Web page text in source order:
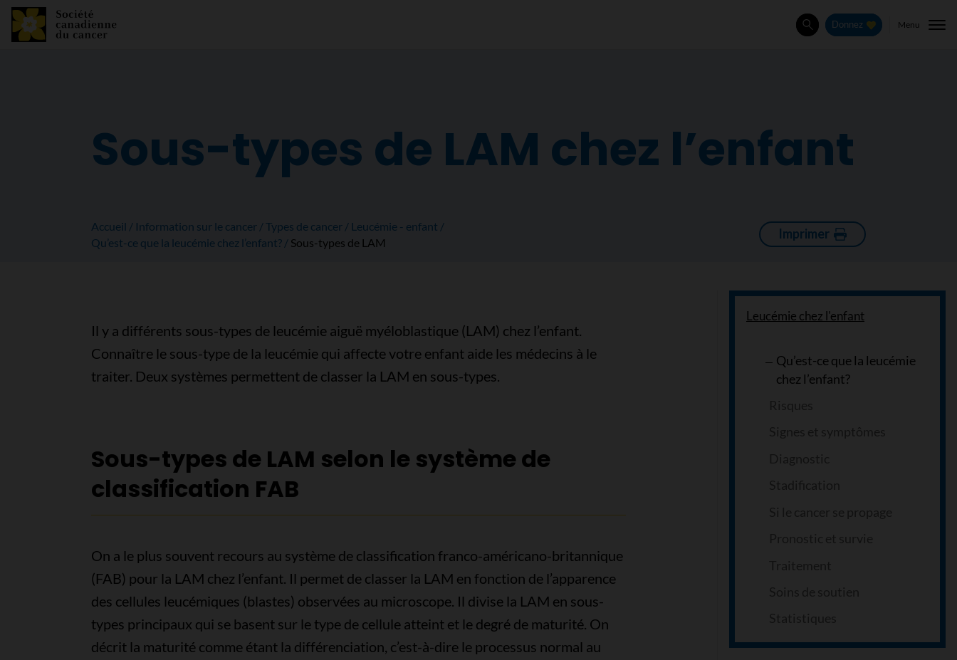
Rechercher
Donnez Menu
Sous-types de LAM chez l’enfant
Accueil Information sur le cancer Types de cancer
Leucémie - enfant
Qu’est-ce que la leucémie chez l’enfant?
Sous-types de LAM
Imprimer
Leucémie chez l'enfant
Qu’est-ce que la leucémie
chez l’enfant?
Il y a différents sous-types de leucémie aiguë myéloblastique (LAM) chez l’enfant.
Connaître le sous-type de la leucémie qui affecte votre enfant aide les médecins à le
traiter. Deux systèmes permettent de classer la LAM en sous-types.
Sous-types de LAM selon le système de
classification FAB
On a le plus souvent recours au système de classification franco-américano-britannique
(FAB) pour la LAM chez l’enfant. Il permet de classer la LAM en fonction de l’apparence
des cellules leucémiques (blastes) observées au microscope. Il divise la LAM en sous-
types principaux qui se basent sur le type de cellule atteint et le degré de maturité. On
décrit la maturité comme étant la différenciation, c’est-à-dire le processus normal au